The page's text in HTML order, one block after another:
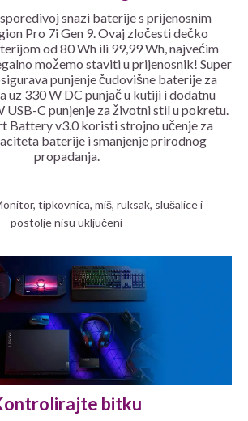
snazi baterije s prijenosnim
Pro 7i Gen 9. Ovaj zločesti dečko
od 80 Wh ili 99,99 Wh, najvećim
možemo staviti u prijenosnik! Super
punjenje čudovišne baterije za
uz 330 W DC punjač u kutiji i dodatnu
USB-C punjenje za životni stil u pokretu.
Battery v3.0 koristi strojno učenje za
baterije i smanjenje prirodnog
propadanja.
tipkovnica, miš, ruksak, slušalice i
postolje nisu uključeni
bitku